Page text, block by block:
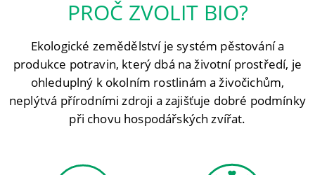
PROČ ZVOLIT BIO?
Ekologické zemědělství je systém pěstování a
produkce potravin, který dbá na životní prostředí, je
ohleduplný k okolním rostlinám a živočichům,
neplýtvá přírodními zdroji a zajišťuje dobré podmínky
při chovu hospodářských zvířat.